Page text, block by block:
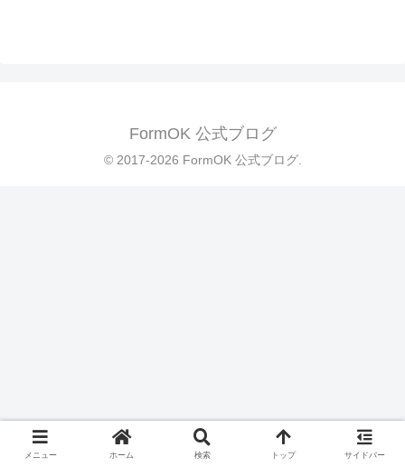
FormOK 公式ブログ
© 2017-2026 FormOK 公式ブログ.
メニュー ホーム 検索 トップ サイドバー